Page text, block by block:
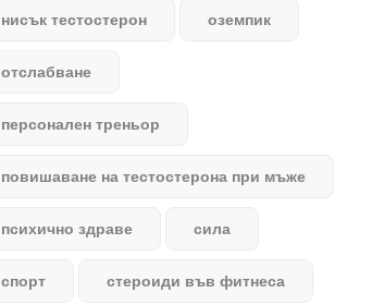
нисък тестостерон оземпик
отслабване
персонален треньор
повишаване на тестостерона при мъже
психично здраве сила
спорт стероиди във фитнеса